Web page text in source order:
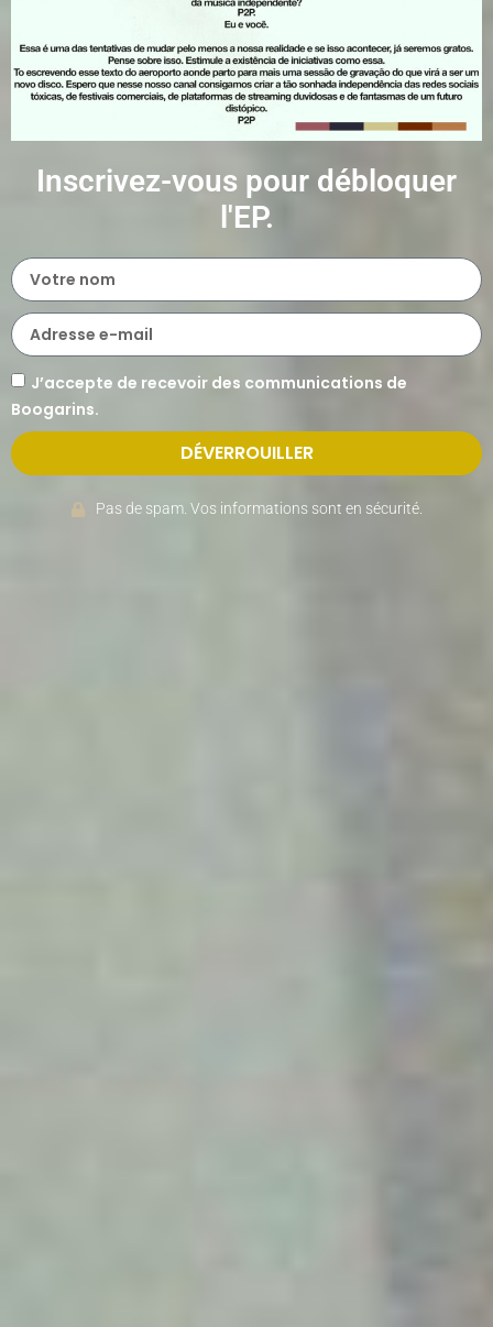
Inscrivez-vous pour débloquer
l'EP.
J’accepte de recevoir des communications de
Boogarins.
DÉVERROUILLER
Pas de spam. Vos informations sont en sécurité.